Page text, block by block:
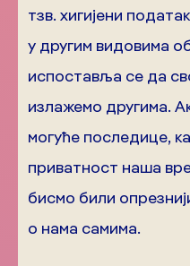
тзв. хигијени
у другим видовима
испоставља се да
излажемо другима.
могуће последице,
приватност наша
бисмо били
о нама самима.